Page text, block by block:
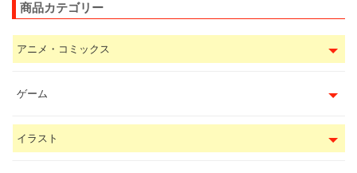
商品カテゴリー
アニメ・コミックス
ゲーム
イラスト